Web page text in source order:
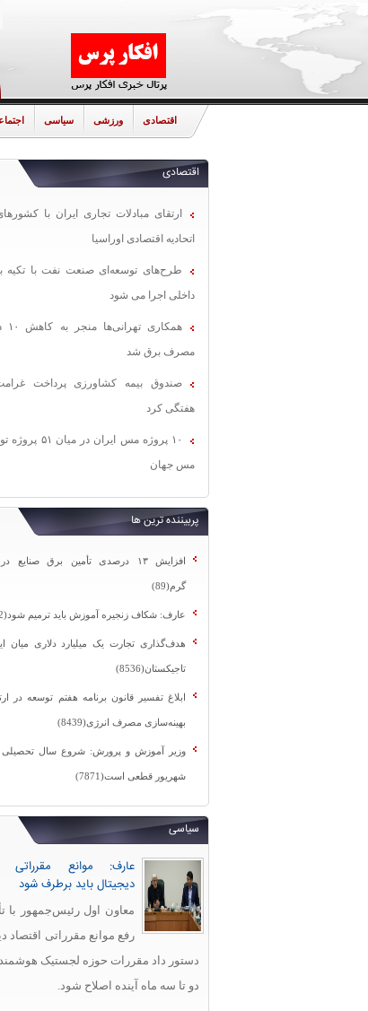
اقتصادی ورزشی سیاسی
اقتصادی
ارتقای مبادلات تجاری ایران با
اتحادیه اقتصادی اوراسیا
طرح‌های توسعه‌ای صنعت نفت با تکیه
داخلی اجرا می شود
مصرف برق شد
صندوق بیمه کشاورزی پرداخت
هفتگی کرد
۱۰ پروژه مس ایران در
مس جهان
پربیننده ترین ها
افزایش ۱۳ درصدی تأمین برق صنایع
گرم(89)
عارف: شکاف زنجیره آموزش باید ترمیم شود(8582)
هدف‌گذاری تجارت یک میلیارد دلاری میان
تاجیکستان(8536)
ابلاغ تفسیر قانون برنامه هفتم توسعه در
بهینه‌سازی مصرف انرژی(8439)
شهریور قطعی است(7871)
سیاسی
عارف: موانع مقرراتی
دیجیتال باید برطرف شود
معاون اول رئیس‌جمهور با
رفع موانع مقرراتی اقتصاد
دستور داد مقررات حوزه لجستیک
دو تا سه ماه آینده اصلاح شود.